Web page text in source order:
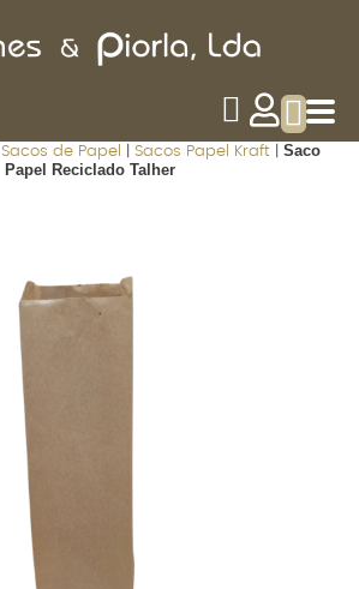
Sacos de Papel Sacos Papel Kraft| Saco
Papel Reciclado Talher